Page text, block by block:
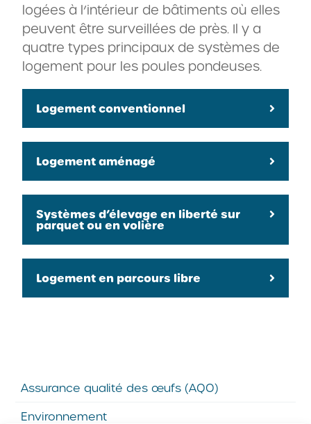
logées à l’intérieur de bâtiments où elles
peuvent être surveillées de près. Il y a
quatre types principaux de systèmes de
logement pour les poules pondeuses.
Logement conventionnel
Logement aménagé
Systèmes d’élevage en liberté sur
parquet ou en volière
Logement en parcours libre
Assurance qualité des œufs (AQO)
Environnement